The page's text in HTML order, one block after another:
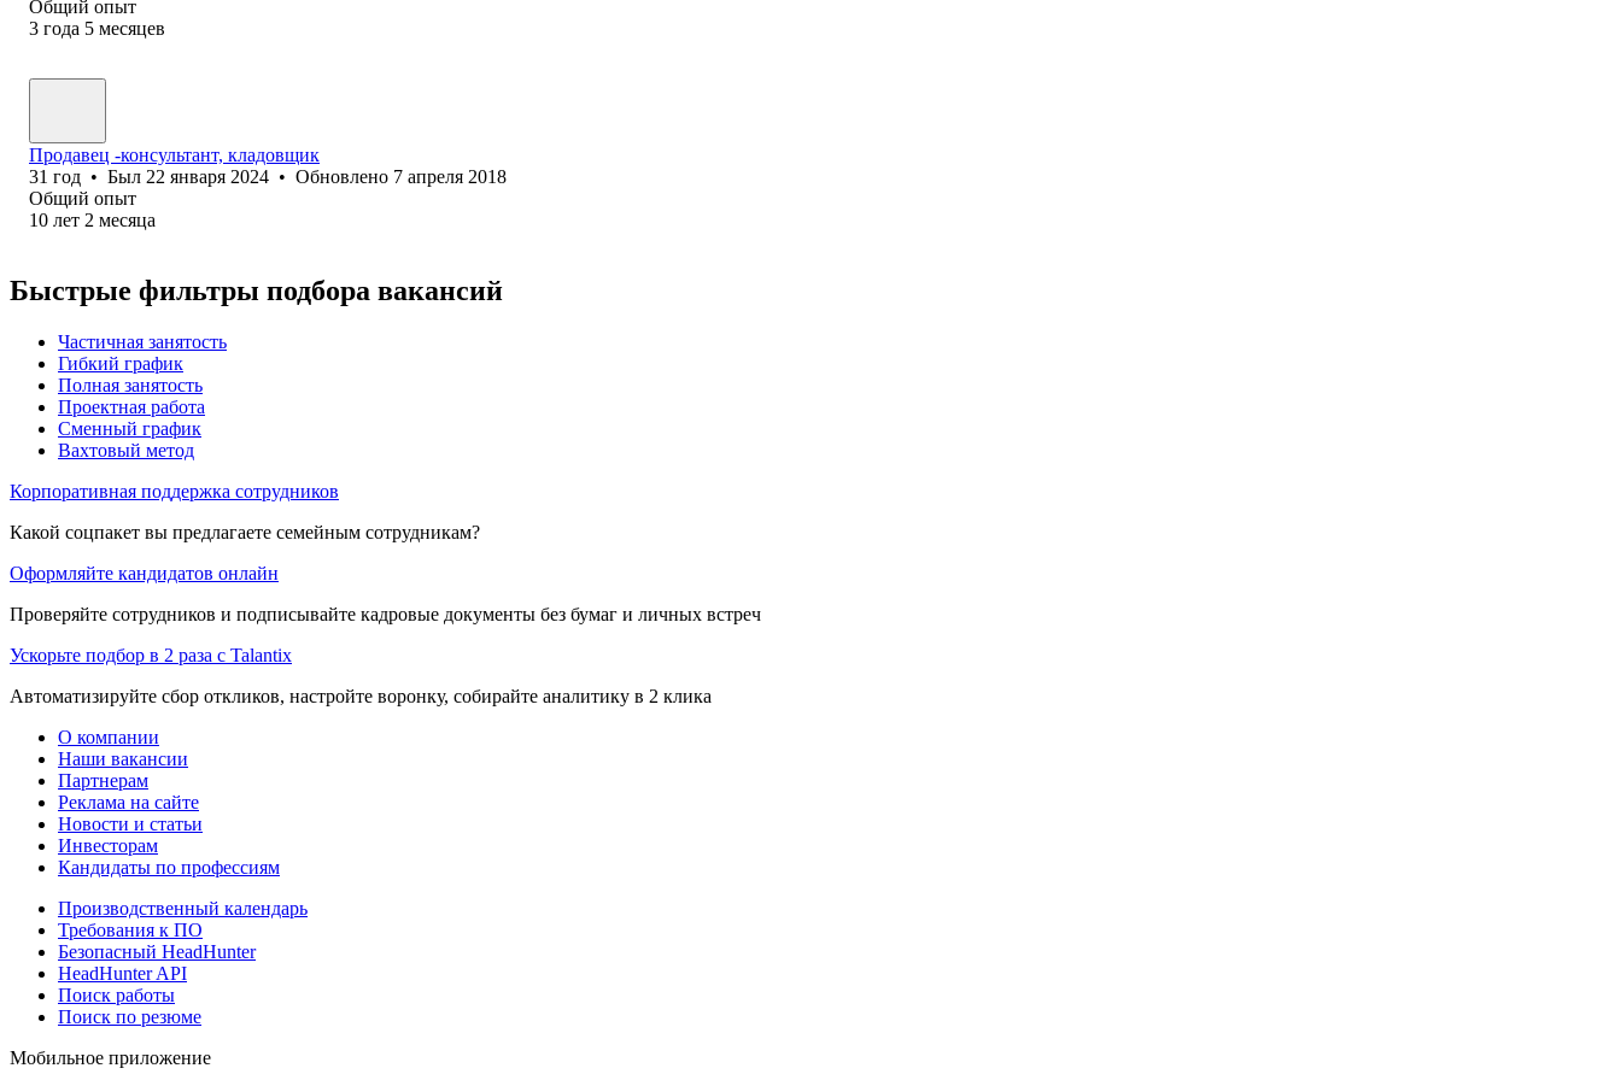
Общий опыт
3 года 5 месяцев
Продавец -консультант, кладовщик
31 год • Был 22 января 2024 • Обновлено 7 апреля 2018
Общий опыт
10 лет 2 месяца
Быстрые фильтры подбора вакансий
Частичная занятость
Гибкий график
Полная занятость
Проектная работа
Сменный график
Вахтовый метод
Корпоративная поддержка сотрудников
Какой соцпакет вы предлагаете семейным сотрудникам?
Оформляйте кандидатов онлайн
Проверяйте сотрудников и подписывайте кадровые документы без бумаг и личных встреч
Ускорьте подбор в 2 раза с Talantix
Автоматизируйте сбор откликов, настройте воронку, собирайте аналитику в 2 клика
О компании
Наши вакансии
Партнерам
Реклама на сайте
Новости и статьи
Инвесторам
Кандидаты по профессиям
Производственный календарь
Требования к ПО
Безопасный HeadHunter
HeadHunter API
Поиск работы
Поиск по резюме
Мобильное приложение